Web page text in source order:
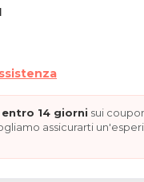
14 giorni sui
assicurarti